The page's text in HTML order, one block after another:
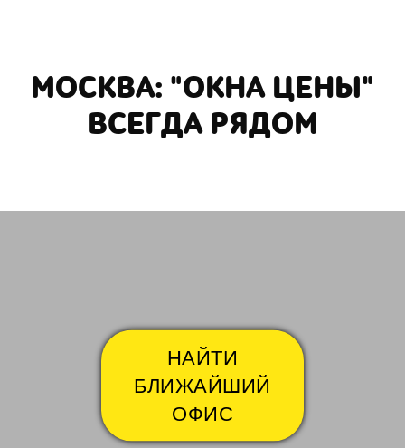
МОСКВА: "ОКНА ЦЕНЫ"
ВСЕГДА РЯДОМ
НАЙТИ
БЛИЖАЙШИЙ
ОФИС